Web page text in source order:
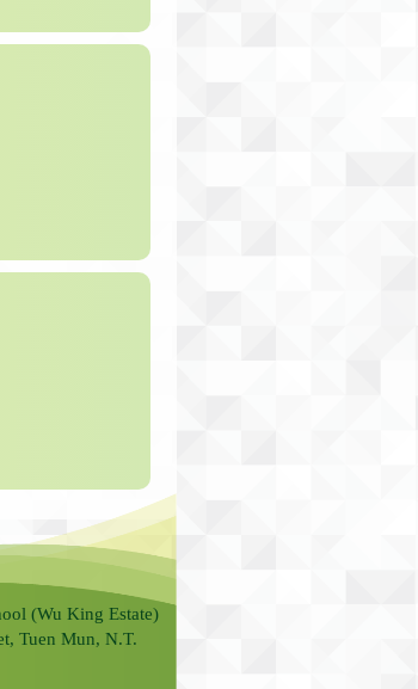
(Wu King Estate)
Tuen Mun, N.T.